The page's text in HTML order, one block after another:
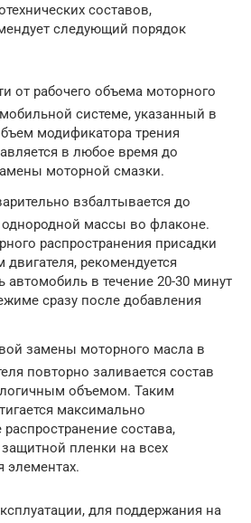
составов,
следующий порядок
от рабочего объема моторного
системе, указанный в
модификатора трения
в любое время до
моторной смазки.
взбалтывается до
массы во флаконе.
распространения присадки
двигателя, рекомендуется
автомобиль в течение 20-30 минут
сразу после добавления
замены моторного масла в
повторно заливается состав
объемом. Таким
максимально
состава,
пленки на всех
элементах.
для поддержания на